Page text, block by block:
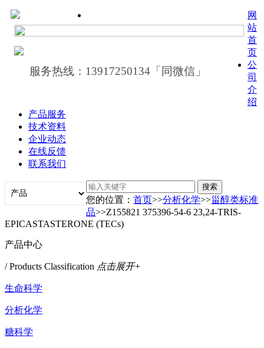
服务热线：13917250134「同微信」
网
站
首
页
公
司
介
绍
产品服务
技术资料
企业动态
在线反馈
联系我们
您的位置：首页>>分析化学>>甾醇类标准
品>>Z155821 375396-54-6 23,24-TRIS-
EPICASTASTERONE (TECs)
产品中心
/ Products Classification 点击展开+
生命科学
分析化学
糖科学